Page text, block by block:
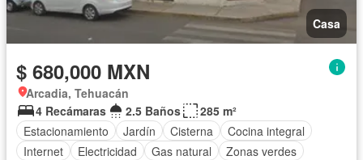
Casa
$ 680,000 MXN
Arcadia, Tehuacán
4 Recámaras
2.5 Baños
285 m²
Estacionamiento
Jardín Cisterna
Cocina integral
Internet
Electricidad Gas natural
Zonas verdes